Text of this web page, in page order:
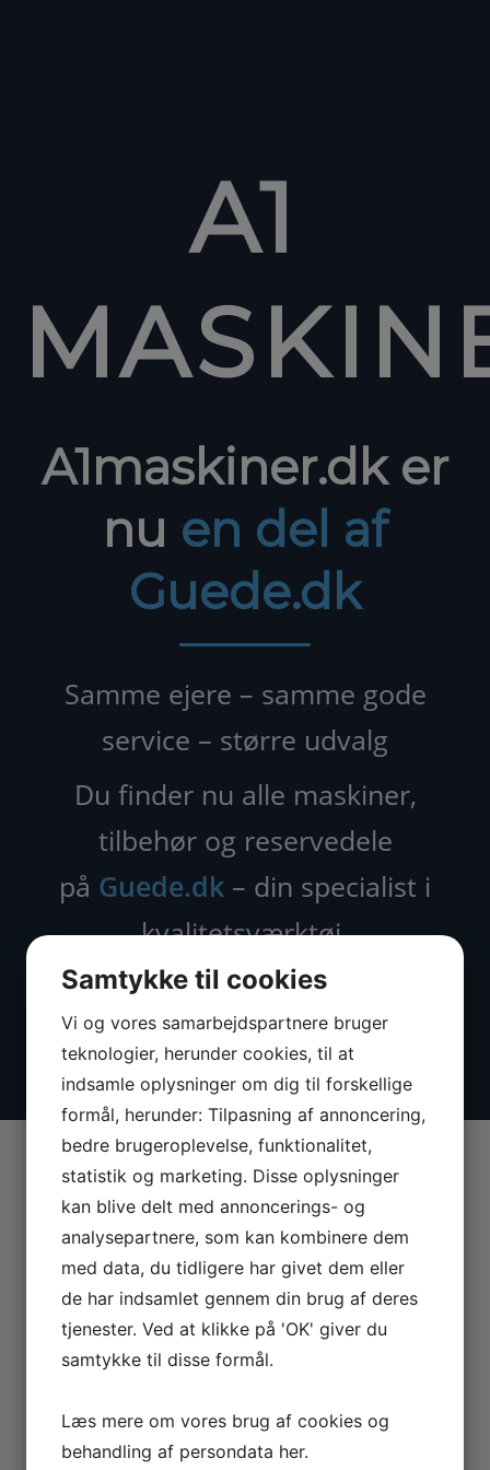
A1
A1maskiner.dk er
nu en del af
Guede.dk
Samme ejere – samme gode
service – større udvalg
Du finder nu alle maskiner,
tilbehør og reservedele
på Guede.dk – din specialist i
kvalitetsværktøj.
MASKINER
Se hele udvalget af Güde og Rotwerk maskiner
til professionelt brug.
Samtykke til cookies
Vi og vores samarbejdspartnere bruger
teknologier, herunder cookies, til at
indsamle oplysninger om dig til forskellige
formål, herunder: Tilpasning af annoncering,
bedre brugeroplevelse, funktionalitet,
statistik og marketing. Disse oplysninger
kan blive delt med annoncerings- og
analysepartnere, som kan kombinere dem
med data, du tidligere har givet dem eller
de har indsamlet gennem din brug af deres
tjenester. Ved at klikke på 'OK' giver du
samtykke til disse formål.
Læs mere om vores brug af cookies og
behandling af persondata her.